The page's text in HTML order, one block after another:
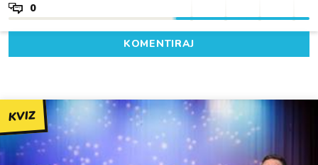
0
KOMENTIRAJ
KVIZ